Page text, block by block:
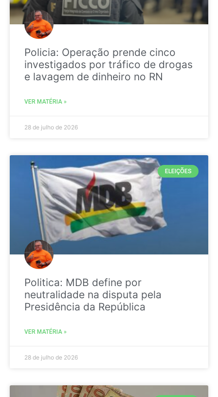
Policia: Operação prende cinco
investigados por tráfico de drogas
e lavagem de dinheiro no RN
VER MATÉRIA »
28 de julho de 2026
ELEIÇÕES
Politica: MDB define por
neutralidade na disputa pela
Presidência da República
VER MATÉRIA »
28 de julho de 2026